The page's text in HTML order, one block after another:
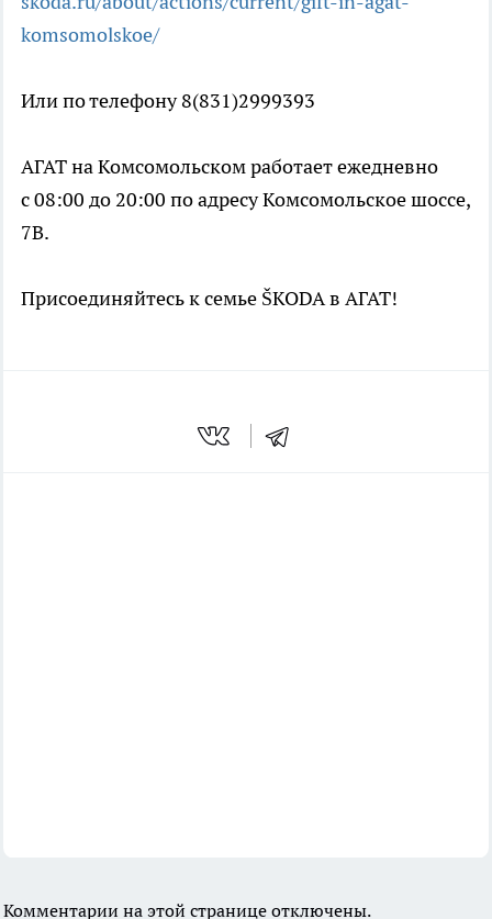
komsomolskoe/
Или по телефону 8(831)2999393
АГАТ на Комсомольском работает ежедневно
с 08:00 до 20:00 по адресу Комсомольское шоссе,
7В.
Присоединяйтесь к семье ŠKODA в АГАТ!
Комментарии на этой странице отключены.